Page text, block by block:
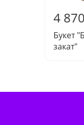
4 870
Букет
закат"